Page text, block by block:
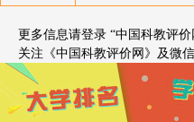
更多信息请登录 “中国科教评价
关注《中国科教评价网》及微信